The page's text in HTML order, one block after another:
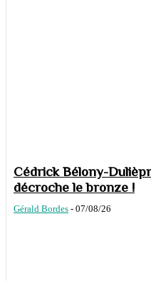
Cédrick Bélony-
décroche le bronze !
Gérald Bordes - 07/08/26